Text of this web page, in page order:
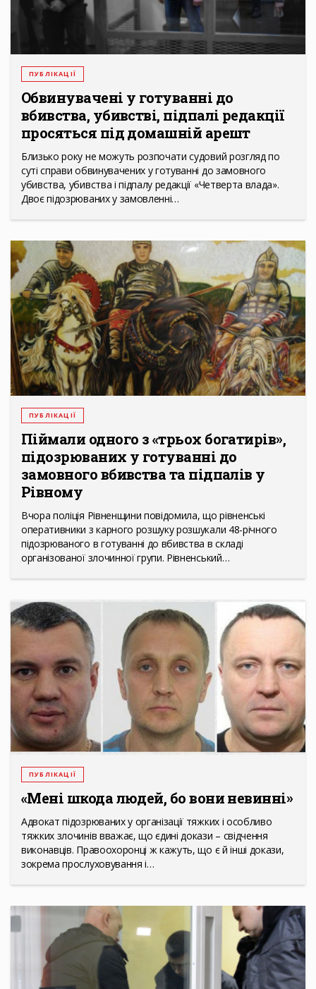
ПУБЛІКАЦІЇ
Обвинувачені у готуванні до
вбивства, убивстві, підпалі редакції
просяться під домашній арешт
Близько року не можуть розпочати судовий розгляд по
суті справи обвинувачених у готуванні до замовного
убивства, убивства і підпалу редакції «Четверта влада».
Двоє підозрюваних у замовленні…
ПУБЛІКАЦІЇ
Піймали одного з «трьох богатирів»,
підозрюваних у готуванні до
замовного вбивства та підпалів у
Рівному
Вчора поліція Рівненщини повідомила, що рівненські
оперативники з карного розшуку розшукали 48-річного
підозрюваного в готуванні до вбивства в складі
організованої злочинної групи. Рівненський…
ПУБЛІКАЦІЇ
«Мені шкода людей, бо вони невинні»
Адвокат підозрюваних у організації тяжких і особливо
тяжких злочинів вважає, що єдині докази – свідчення
виконавців. Правоохоронці ж кажуть, що є й інші докази,
зокрема прослуховування і…